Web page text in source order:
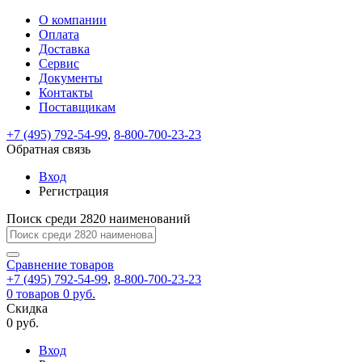
ВходРегистрация
test@example.com
отправлена
по
ней
завершения
регистрации.
Ок
Запомнить
меня
Забыли
Восстановление
пароля
Заполните
форму.
Мы
отправим
ссылку
указанный
электронный
перейдя
по
которой
вы
задать
На
вашу
почту
test@test.ru
ссылка.
Перейдите
по
для
смены
пароля.
Введите
новый
пароль
Сменить
Пароль
успешно
восстановлен
Обратная
связь
Сообщение
пользовательского
сообщение
успешно
отправлено.
О компании
Оплата
Доставка
Сервис
Документы
Контакты
Поставщикам
+7 (495) 792-54-99, 8-800-700-23-23
Обратная связь
Вход
Регистрация
Поиск среди 2820 наименований
Сравнение товаров
+7 (495) 792-54-99, 8-800-700-23-23
0 товаров 0 руб.
Скидка
0 руб.
Вход